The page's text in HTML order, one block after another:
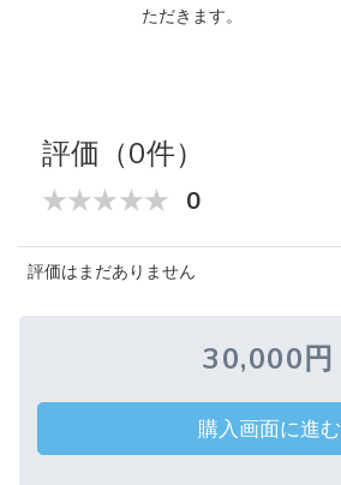
ただきます。
評価（0件）
0
評価はまだありません
30,000円
購入画面に進む